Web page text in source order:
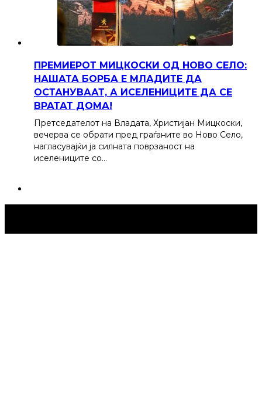
ПРЕМИЕРОТ МИЦКОСКИ ОД НОВО СЕЛО:
НАШАТА БОРБА Е МЛАДИТЕ ДА
ОСТАНУВААТ, А ИСЕЛЕНИЦИТЕ ДА СЕ
ВРАТАТ ДОМА!
Претседателот на Владата, Христијан Мицкоски,
вечерва се обрати пред граѓаните во Ново Село,
нагласувајќи ја силната поврзаност на
иселениците со…